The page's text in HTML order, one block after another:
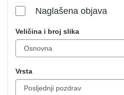
Naglašena objava
Veličina i broj slika
Vrsta